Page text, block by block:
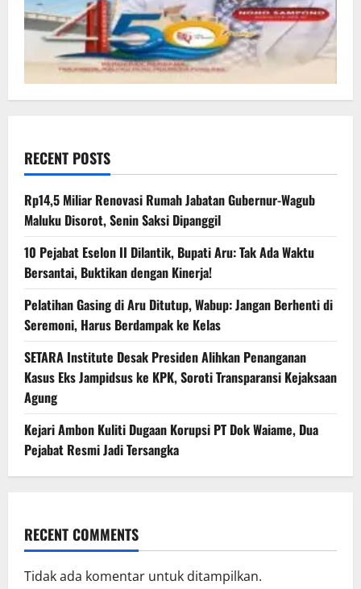
RECENT POSTS
Rp14,5 Miliar Renovasi Rumah Jabatan Gubernur-Wagub
Maluku Disorot, Senin Saksi Dipanggil
10 Pejabat Eselon II Dilantik, Bupati Aru: Tak Ada Waktu
Bersantai, Buktikan dengan Kinerja!
Pelatihan Gasing di Aru Ditutup, Wabup: Jangan Berhenti di
Seremoni, Harus Berdampak ke Kelas
SETARA Institute Desak Presiden Alihkan Penanganan
Kasus Eks Jampidsus ke KPK, Soroti Transparansi Kejaksaan
Agung
Kejari Ambon Kuliti Dugaan Korupsi PT Dok Waiame, Dua
Pejabat Resmi Jadi Tersangka
RECENT COMMENTS
Tidak ada komentar untuk ditampilkan.